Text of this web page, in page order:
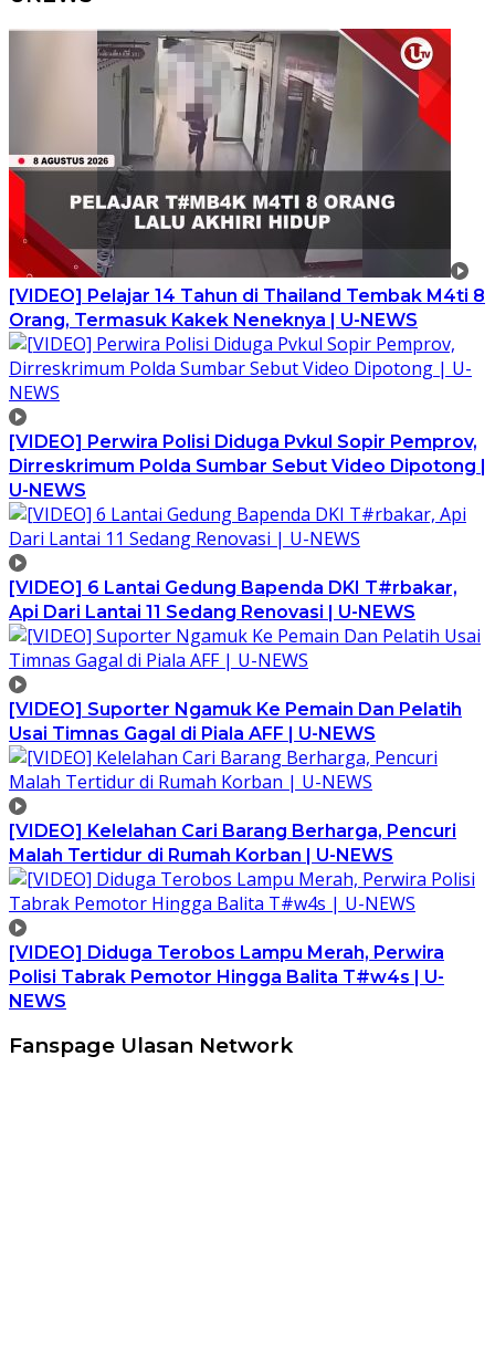
[VIDEO] Pelajar 14 Tahun di Thailand Tembak M4ti 8
Orang, Termasuk Kakek Neneknya | U-NEWS
[VIDEO] Perwira Polisi Diduga Pvkul Sopir Pemprov,
Dirreskrimum Polda Sumbar Sebut Video Dipotong |
U-NEWS
[VIDEO] 6 Lantai Gedung Bapenda DKI T#rbakar,
Api Dari Lantai 11 Sedang Renovasi | U-NEWS
[VIDEO] Suporter Ngamuk Ke Pemain Dan Pelatih
Usai Timnas Gagal di Piala AFF | U-NEWS
[VIDEO] Kelelahan Cari Barang Berharga, Pencuri
Malah Tertidur di Rumah Korban | U-NEWS
[VIDEO] Diduga Terobos Lampu Merah, Perwira
Polisi Tabrak Pemotor Hingga Balita T#w4s | U-
NEWS
Fanspage Ulasan Network